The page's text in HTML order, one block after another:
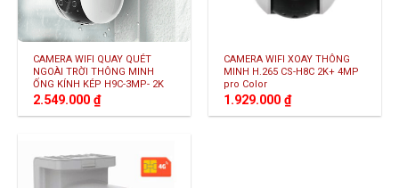
CAMERA WIFI QUAY QUÉT
NGOÀI TRỜI THÔNG MINH
ỐNG KÍNH KÉP H9C-3MP- 2K
2.549.000₫
CAMERA WIFI XOAY THÔNG
MINH H.265 CS-H8C 2K+ 4MP
pro Color
1.929.000₫